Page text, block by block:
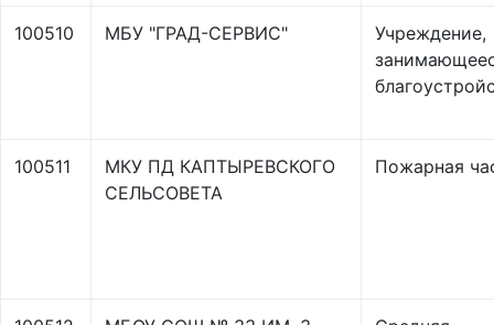
100510 МБУ "ГРАД-СЕРВИС"
Учреждение,
100511
МКУ ПД КАПТЫРЕВСКОГО
СЕЛЬСОВЕТА
Пожарная